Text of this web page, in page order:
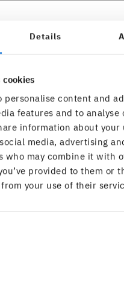
Details
personalise content and
features and to analyse
information about your
media, advertising
who may combine it with
provided to them or
your use of their